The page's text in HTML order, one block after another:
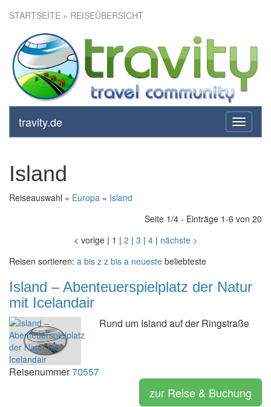
STARTSEITE » REISEÜBERSICHT
toggle
travity.de
Island
Reiseauswahl » Europa » Island
Seite 1/4 - Einträge 1-6 von 20
< vorige | 1 | 2 | 3 | 4| nächste >
Reisen sortieren: a bis z z bis a neueste beliebteste
Island – Abenteuerspielplatz der Natur
mit Icelandair
Rund um Island auf der Ringstraße
Reisenummer70557
zur Reise & Buchung